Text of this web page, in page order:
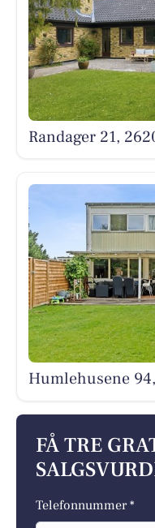
Randager 21,
Humlehusene
FÅ TRE
Telefonnummer *